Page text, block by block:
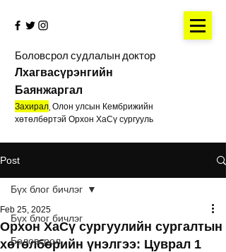
Боловсрол судлалын доктор
Лхагвасүрэнгийн
Баянжаргал
Захирал Олон улсын Кембрижийн
хөтөлбөртэй Орхон ХаСү сургууль
Post
Бүх блог бичлэг
Боловсрол
Бүх блог бичлэг
Орхон ХаСү сургуулийн сургалтын
хөтөлбөрийн үнэлгээ: Цуврал 1
Feb 25, 2025